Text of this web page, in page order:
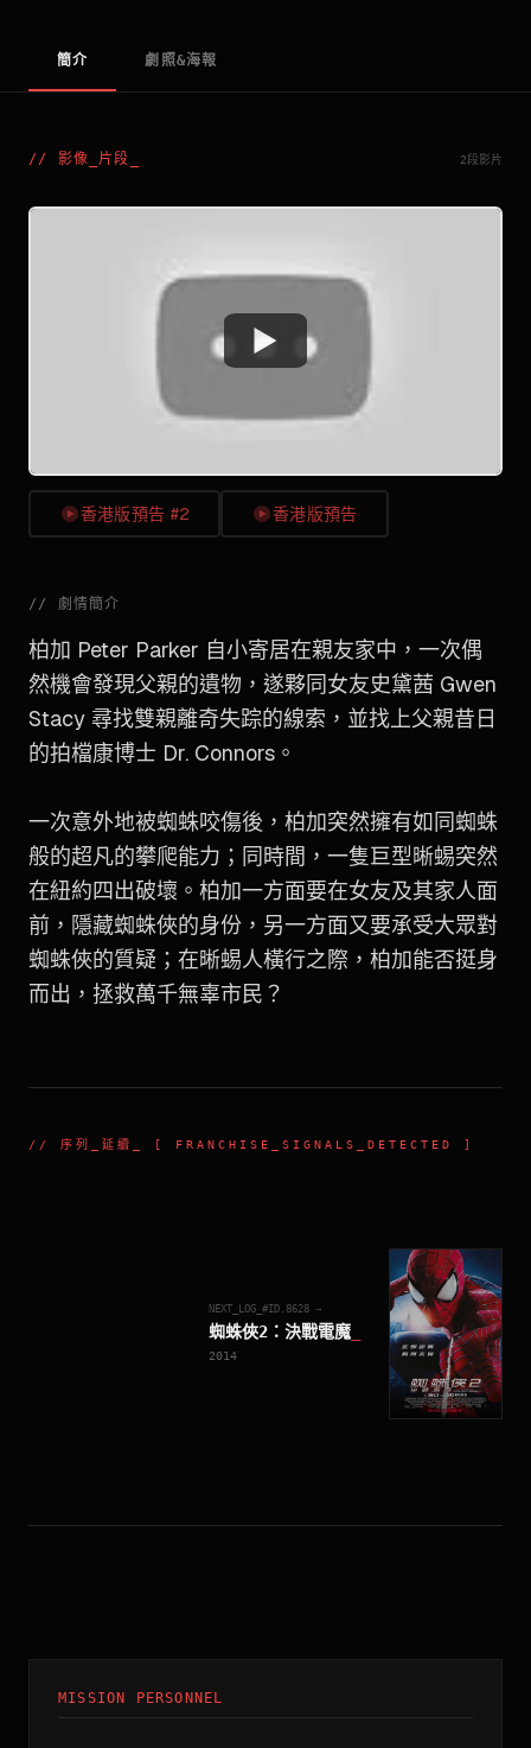
簡介 劇照&海報
// 影像_片段 2段影片
Watch
香港版預告 #2 香港版預告
// 劇情簡介
柏加 Peter Parker 自小寄居在親友家中，一次偶
然機會發現父親的遺物，遂夥同女友史黛茜 Gwen
Stacy 尋找雙親離奇失踪的線索，並找上父親昔日
的拍檔康博士 Dr. Connors。
一次意外地被蜘蛛咬傷後，柏加突然擁有如同蜘蛛
般的超凡的攀爬能力；同時間，一隻巨型晰蜴突然
在紐約四出破壞。柏加一方面要在女友及其家人面
前，隱藏蜘蛛俠的身份，另一方面又要承受大眾對
蜘蛛俠的質疑；在晰蜴人橫行之際，柏加能否挺身
而出，拯救萬千無辜市民？
// 序列_延續 _ [ FRANCHISE_SIGNALS_DETECTED ]
NEXT_LOG_#ID. 8628 →
蜘蛛俠2：決戰電魔
2014
MISSION PERSONNEL